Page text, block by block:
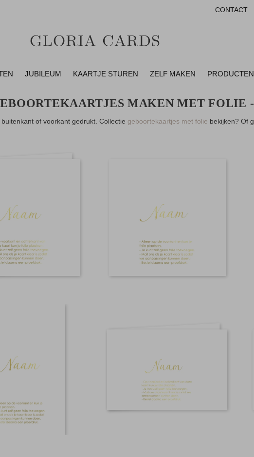
CONTACT
JUBILEUM KAARTJE STUREN ZELF MAKEN PRODUCTEN
MAKEN MET FOLIE
buitenkant of voorkant gedrukt. Collectiegeboortekaartjes met folie bekijken? Of